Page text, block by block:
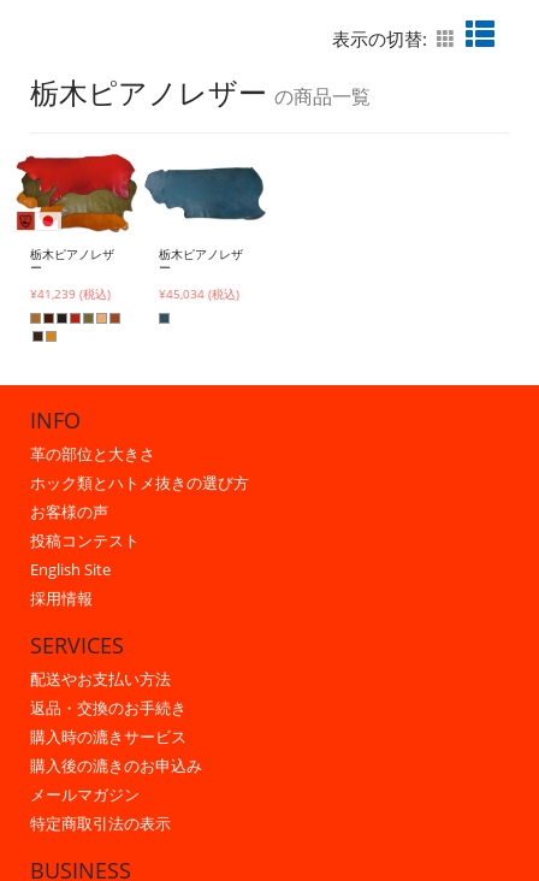
表示の切替:
栃木ピアノレザー の商品一覧
栃木ピアノレザ
ー
¥41,239 (税込)
栃木ピアノレザ
ー
¥45,034 (税込)
INFO
革の部位と大きさ
ホック類とハトメ抜きの選び方
お客様の声
投稿コンテスト
English Site
採用情報
SERVICES
配送やお支払い方法
返品・交換のお手続き
購入時の漉きサービス
購入後の漉きのお申込み
メールマガジン
特定商取引法の表示
BUSINESS